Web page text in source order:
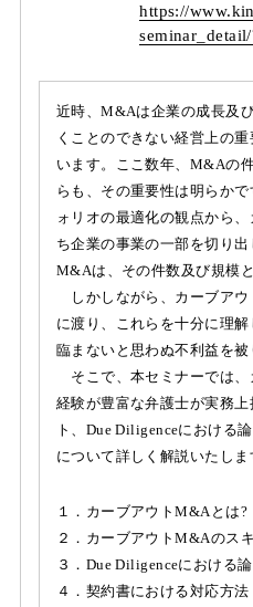
https://
seminar_detail/
近時、M&Aは企業の成長及
くことのできない経営上の
います。ここ数年、M&Aの
らも、その重要性は明らか
ォリオの最適化の観点から
ち企業の事業の一部を切り
M&Aは、その件数及び規模
しかしながら、カーブア
に渡り、これらを十分に理
臨まないと思わぬ不利益を被
そこで、本セミナーでは、
経験が豊富な弁護士が実務
ト、Due Diligenceにおける
について詳しく解説いたしま
１．カーブアウトM&Aとは?
２．カーブアウトM&Aのス
３．Due Diligenceにおける
４．契約書における対応方法